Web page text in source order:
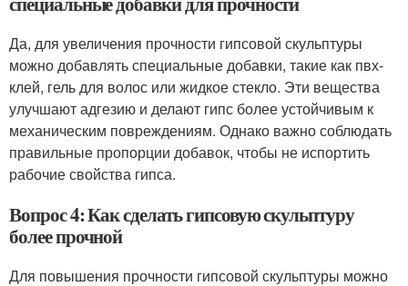
Да, для увеличения прочности гипсовой скульптуры
можно добавлять специальные добавки, такие как пвх-
клей, гель для волос или жидкое стекло. Эти вещества
улучшают адгезию и делают гипс более устойчивым к
механическим повреждениям. Однако важно соблюдать
правильные пропорции добавок, чтобы не испортить
рабочие свойства гипса.
Вопрос 4: Как сделать гипсовую скульптуру
более прочной
Для повышения прочности гипсовой скульптуры можно